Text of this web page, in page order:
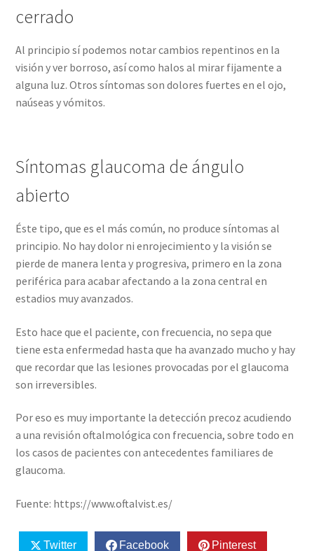
cerrado
Al principio sí podemos notar cambios repentinos en la
visión y ver borroso, así como halos al mirar fijamente a
alguna luz. Otros síntomas son dolores fuertes en el ojo,
naúseas y vómitos.
Síntomas glaucoma de ángulo
abierto
Éste tipo, que es el más común, no produce síntomas al
principio. No hay dolor ni enrojecimiento y la visión se
pierde de manera lenta y progresiva, primero en la zona
periférica para acabar afectando a la zona central en
estadios muy avanzados.
Esto hace que el paciente, con frecuencia, no sepa que
tiene esta enfermedad hasta que ha avanzado mucho y hay
que recordar que las lesiones provocadas por el glaucoma
son irreversibles.
Por eso es muy importante la detección precoz acudiendo
a una revisión oftalmológica con frecuencia, sobre todo en
los casos de pacientes con antecedentes familiares de
glaucoma.
Fuente: https://www.oftalvist.es/
Twitter Facebook Pinterest